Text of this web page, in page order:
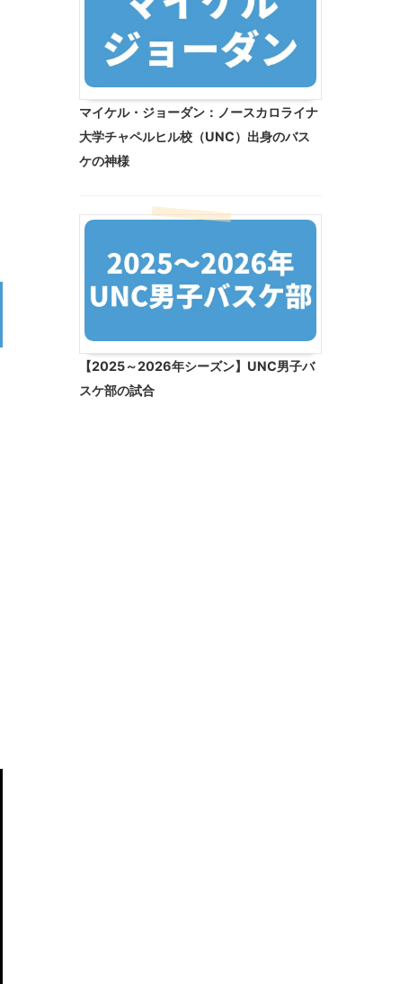
マイケル・ジョーダン：ノースカロライナ
大学チャペルヒル校（UNC）出身のバス
ケの神様
【2025～2026年シーズン】UNC男子バ
スケ部の試合